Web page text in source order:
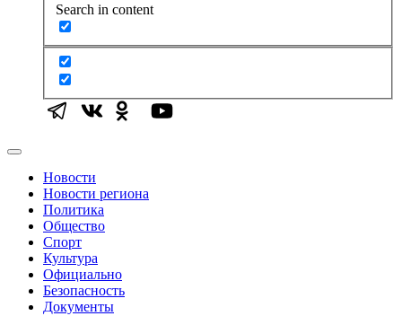
Search in content
Новости
Новости региона
Политика
Общество
Спорт
Культура
Официально
Безопасность
Документы